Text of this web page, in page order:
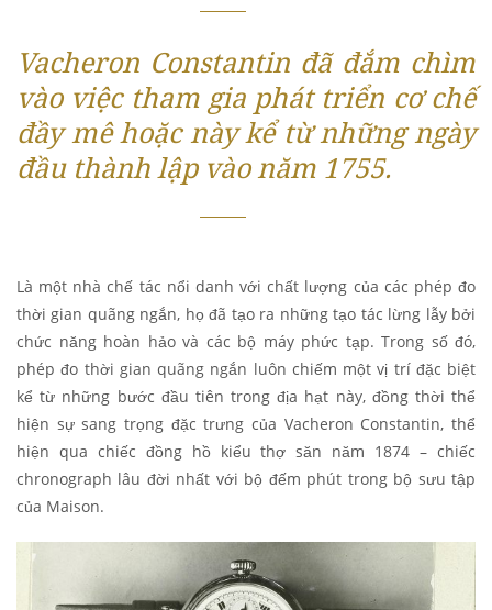
Vacheron Constantin đã đắm chìm
vào việc tham gia phát triển cơ chế
đầy mê hoặc này kể từ những ngày
đầu thành lập vào năm 1755.
Là một nhà chế tác nổi danh với chất lượng của các phép đo
thời gian quãng ngắn, họ đã tạo ra những tạo tác lừng lẫy bởi
chức năng hoàn hảo và các bộ máy phức tạp. Trong số đó,
phép đo thời gian quãng ngắn luôn chiếm một vị trí đặc biệt
kể từ những bước đầu tiên trong địa hạt này, đồng thời thể
hiện sự sang trọng đặc trưng của Vacheron Constantin, thể
hiện qua chiếc đồng hồ kiểu thợ săn năm 1874 – chiếc
chronograph lâu đời nhất với bộ đếm phút trong bộ sưu tập
của Maison.